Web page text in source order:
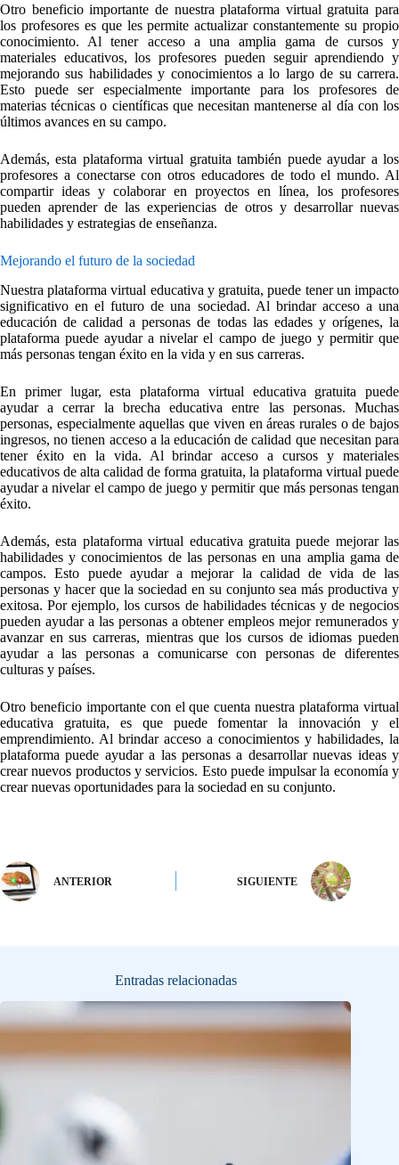
Otro beneficio importante de nuestra plataforma virtual gratuita para
los profesores es que les permite actualizar constantemente su propio
conocimiento. Al tener acceso a una amplia gama de cursos y
materiales educativos, los profesores pueden seguir aprendiendo y
mejorando sus habilidades y conocimientos a lo largo de su carrera.
Esto puede ser especialmente importante para los profesores de
materias técnicas o científicas que necesitan mantenerse al día con los
últimos avances en su campo.
Además, esta plataforma virtual gratuita también puede ayudar a los
profesores a conectarse con otros educadores de todo el mundo. Al
compartir ideas y colaborar en proyectos en línea, los profesores
pueden aprender de las experiencias de otros y desarrollar nuevas
habilidades y estrategias de enseñanza.
Mejorando el futuro de la sociedad
Nuestra plataforma virtual educativa y gratuita, puede tener un impacto
significativo en el futuro de una sociedad. Al brindar acceso a una
educación de calidad a personas de todas las edades y orígenes, la
plataforma puede ayudar a nivelar el campo de juego y permitir que
más personas tengan éxito en la vida y en sus carreras.
En primer lugar, esta plataforma virtual educativa gratuita puede
ayudar a cerrar la brecha educativa entre las personas. Muchas
personas, especialmente aquellas que viven en áreas rurales o de bajos
ingresos, no tienen acceso a la educación de calidad que necesitan para
tener éxito en la vida. Al brindar acceso a cursos y materiales
educativos de alta calidad de forma gratuita, la plataforma virtual puede
ayudar a nivelar el campo de juego y permitir que más personas tengan
éxito.
Además, esta plataforma virtual educativa gratuita puede mejorar las
habilidades y conocimientos de las personas en una amplia gama de
campos. Esto puede ayudar a mejorar la calidad de vida de las
personas y hacer que la sociedad en su conjunto sea más productiva y
exitosa. Por ejemplo, los cursos de habilidades técnicas y de negocios
pueden ayudar a las personas a obtener empleos mejor remunerados y
avanzar en sus carreras, mientras que los cursos de idiomas pueden
ayudar a las personas a comunicarse con personas de diferentes
culturas y países.
Otro beneficio importante con el que cuenta nuestra plataforma virtual
educativa gratuita, es que puede fomentar la innovación y el
emprendimiento. Al brindar acceso a conocimientos y habilidades, la
plataforma puede ayudar a las personas a desarrollar nuevas ideas y
crear nuevos productos y servicios. Esto puede impulsar la economía y
crear nuevas oportunidades para la sociedad en su conjunto.
ANTERIOR SIGUIENTE
Entradas relacionadas